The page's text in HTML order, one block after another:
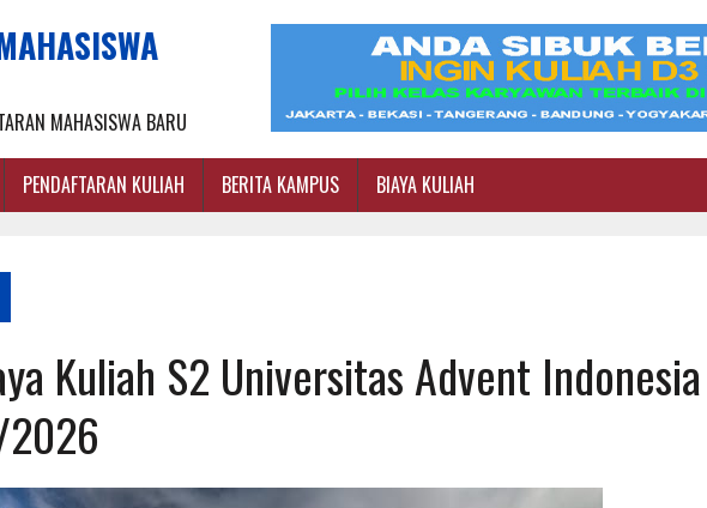
MAHASISWA BARU
PENDAFTARAN KULIAH BERITA KAMPUS BIAYA KULIAH
Kuliah S2 Universitas Advent Indonesia